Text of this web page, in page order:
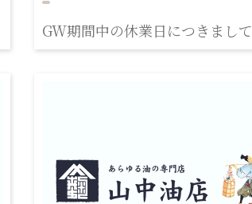
GW期間中の休業日につきまして